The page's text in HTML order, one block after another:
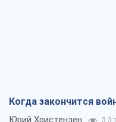
Когда закончится
Юрий Христензен